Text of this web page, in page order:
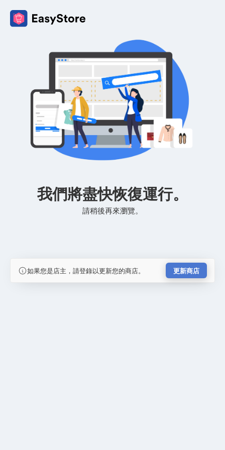
我們將盡快恢復運行。
請稍後再來瀏覽。
如果您是店主，請登錄以更新您的商店。 更新商店